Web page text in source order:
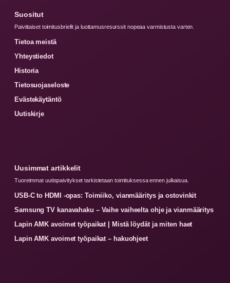
Suositut
Paivittaiset toimitusbriefit ja luottamusresurssit nopeaa varmistusta varten.
Tietoa meistä
Yhteystiedot
Historia
Tietosuojaseloste
Evästekäytäntö
Uutiskirje
Uusimmat artikkelit
Tuoreimmat uutispaivitykset tarkistetaan toimituksessa ennen julkaisua.
USB-C to HDMI -opas: Toimiiko, vianmääritys ja ostovinkit
Samsung TV kanavahaku – Vaihe vaiheelta ohje ja vianmääritys
Lapin AMK avoimet työpaikat | Mistä löydät ja miten haet
Lapin AMK avoimet työpaikat – hakuohjeet